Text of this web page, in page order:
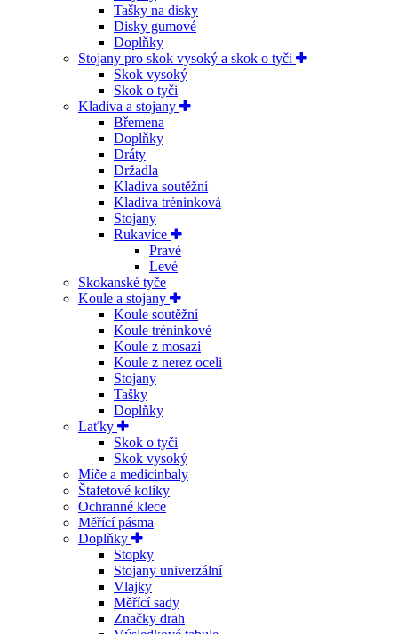
Tašky na disky
Disky gumové
Doplňky
Stojany pro skok vysoký a skok o tyči
Skok vysoký
Skok o tyči
Kladiva a stojany
Břemena
Doplňky
Dráty
Držadla
Kladiva soutěžní
Kladiva tréninková
Stojany
Rukavice
Pravé
Levé
Skokanské tyče
Koule a stojany
Koule soutěžní
Koule tréninkové
Koule z mosazi
Koule z nerez oceli
Stojany
Tašky
Doplňky
Laťky
Skok o tyči
Skok vysoký
Míče a medicinbaly
Štafetové kolíky
Ochranné klece
Měřící pásma
Doplňky
Stopky
Stojany univerzální
Vlajky
Měřící sady
Značky drah